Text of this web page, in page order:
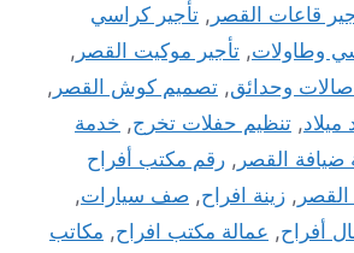
قاعات القصر , تأجير كراسي
وطاولات, تأجير موكيت القصر ,
وحدائق, تصميم كوش القصر ,
, تنظيم حفلات تخرج, خدمة
القصر , رقم مكتب أفراح
القصر , زينة افراح, صف سيارات,
أفراح, عمالة مكتب افراح, مكاتب